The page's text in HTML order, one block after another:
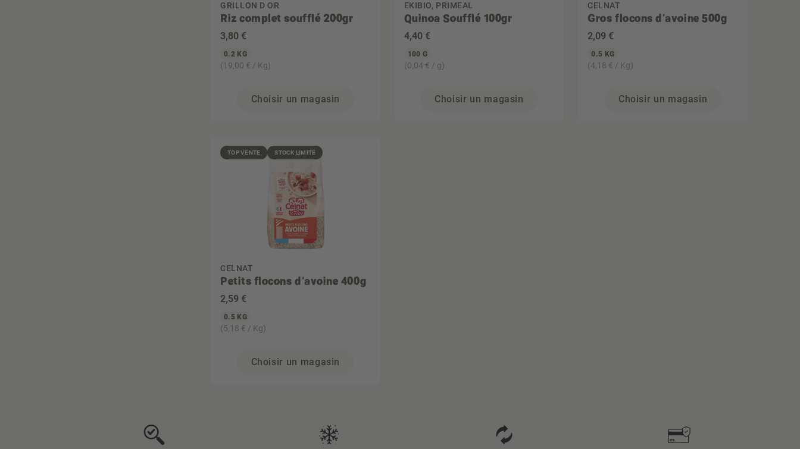
GRILLON D OR
Riz complet soufflé 200gr
3,80 €
0.2 KG
(19,00 € / Kg)
Choisir un magasin
EKIBIO, PRIMEAL
Quinoa Soufflé 100gr
4,40 €
100 G
(0,04 € / g)
Choisir un magasin
CELNAT
Gros flocons d'avoine 500g
2,09 €
0.5 KG
(4,18 € / Kg)
Choisir un magasin
TOP VENTE STOCK LIMITÉ
CELNAT
Petits flocons d'avoine 400g
2,59 €
0.5 KG
(5,18 € / Kg)
Choisir un magasin